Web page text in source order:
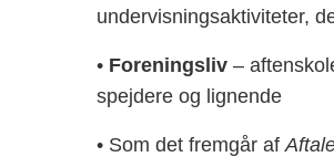
undervisningsaktiviteter,
• Foreningsliv –
spejdere og lignende
• Som det fremgår af